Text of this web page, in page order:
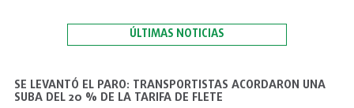
ÚLTIMAS NOTICIAS
SE LEVANTÓ EL PARO: TRANSPORTISTAS ACORDARON UNA
SUBA DEL 20 % DE LA TARIFA DE FLETE